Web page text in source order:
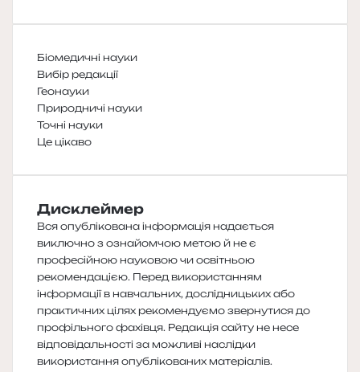
Біомедичні науки
Вибір редакції
Геонауки
Природничі науки
Точні науки
Це цікаво
Дисклеймер
Вся опублікована інформація надається
виключно з ознайомчою метою й не є
професійною науковою чи освітньою
рекомендацією. Перед використанням
інформації в навчальних, дослідницьких або
практичних цілях рекомендуємо звернутися до
профільного фахівця. Редакція сайту не несе
відповідальності за можливі наслідки
використання опублікованих матеріалів.